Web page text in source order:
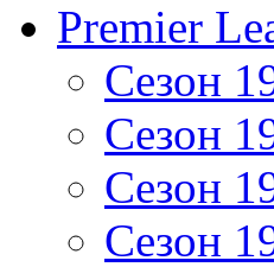
Premier
Сезон
Сезон
Сезон
Сезон